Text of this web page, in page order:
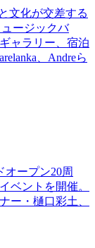
⽂化が交差する
ージックバ
ャラリー、宿泊
、Andreら
ープン20周
ベントを開催。
ー・樋口彩土、